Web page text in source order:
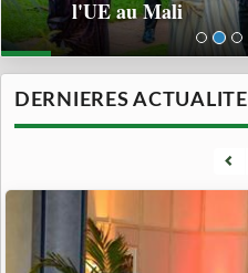
l'UE au Mali
DERNIERES